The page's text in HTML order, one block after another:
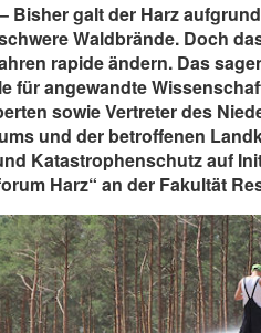
Bisher galt der Harz
Waldbrände. Doch
rapide ändern. Das
für angewandte
sowie Vertreter des
und der betroffenen
Katastrophenschutz auf
Harz“ an der Fakultät